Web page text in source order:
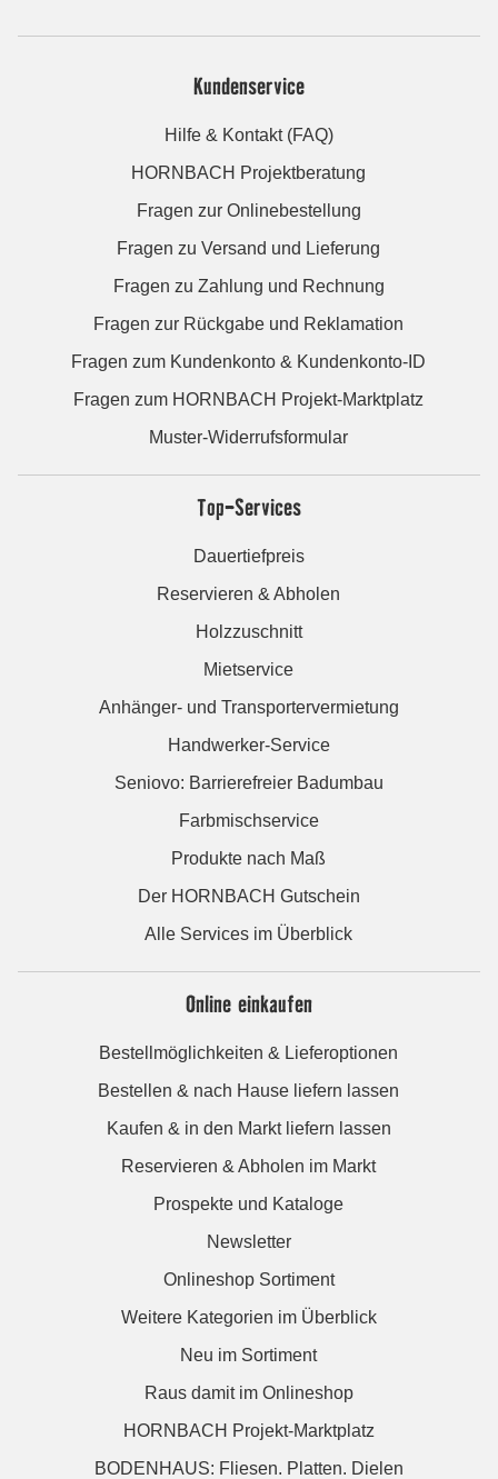
Kundenservice
Hilfe & Kontakt (FAQ)
HORNBACH Projektberatung
Fragen zur Onlinebestellung
Fragen zu Versand und Lieferung
Fragen zu Zahlung und Rechnung
Fragen zur Rückgabe und Reklamation
Fragen zum Kundenkonto & Kundenkonto-ID
Fragen zum HORNBACH Projekt-Marktplatz
Muster-Widerrufsformular
Top-Services
Dauertiefpreis
Reservieren & Abholen
Holzzuschnitt
Mietservice
Anhänger- und Transportervermietung
Handwerker-Service
Seniovo: Barrierefreier Badumbau
Farbmischservice
Produkte nach Maß
Der HORNBACH Gutschein
Alle Services im Überblick
Online einkaufen
Bestellmöglichkeiten & Lieferoptionen
Bestellen & nach Hause liefern lassen
Kaufen & in den Markt liefern lassen
Reservieren & Abholen im Markt
Prospekte und Kataloge
Newsletter
Onlineshop Sortiment
Weitere Kategorien im Überblick
Neu im Sortiment
Raus damit im Onlineshop
HORNBACH Projekt-Marktplatz
BODENHAUS: Fliesen. Platten. Dielen